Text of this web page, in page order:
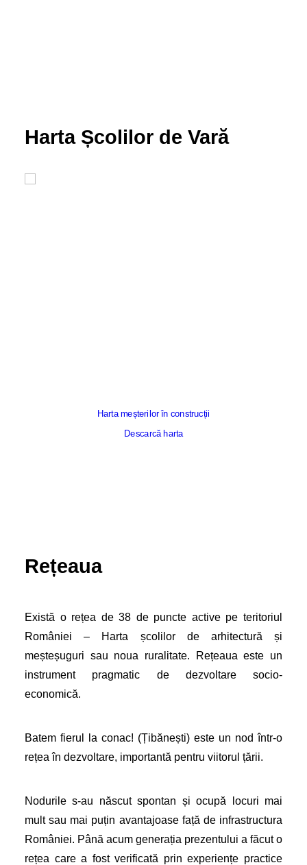
Harta Școlilor de Vară
Harta meșterilor în construcții
Descarcă harta
Rețeaua
Există o rețea de 38 de puncte active pe teritoriul
României – Harta școlilor de arhitectură și
meșteșuguri sau noua ruralitate. Rețeaua este un
instrument pragmatic de dezvoltare socio-
economică.
Batem fierul la conac! (Țibănești) este un nod într-o
rețea în dezvoltare, importantă pentru viitorul țării.
Nodurile s-au născut spontan și ocupă locuri mai
mult sau mai puțin avantajoase față de infrastructura
României. Până acum generația prezentului a făcut o
rețea care a fost verificată prin experiențe practice